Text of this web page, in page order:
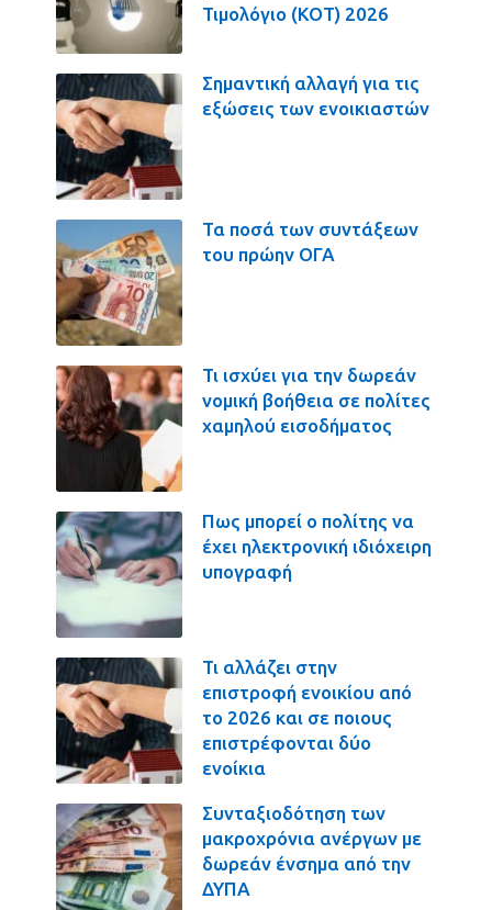
Τιμολόγιο (ΚΟΤ) 2026
Σημαντική αλλαγή για τις
εξώσεις των ενοικιαστών
Τα ποσά των συντάξεων
του πρώην ΟΓΑ
Τι ισχύει για την δωρεάν
νομική βοήθεια σε πολίτες
χαμηλού εισοδήματος
Πως μπορεί ο πολίτης να
έχει ηλεκτρονική ιδιόχειρη
υπογραφή
Τι αλλάζει στην
επιστροφή ενοικίου από
το 2026 και σε ποιους
επιστρέφονται δύο
ενοίκια
Συνταξιοδότηση των
μακροχρόνια ανέργων με
δωρεάν ένσημα από την
ΔΥΠΑ